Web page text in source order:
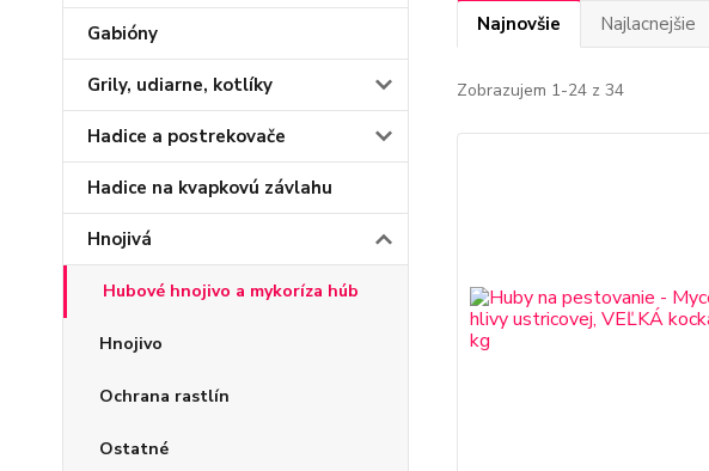
Gabióny
Grily, udiarne, kotlíky
Hadice a postrekovače
Hadice na kvapkovú závlahu
Hnojivá
Hubové hnojivo a mykoríza húb
Hnojivo
Ochrana rastlín
Ostatné
Najnovšie Najlacnejšie
Zobrazujem 1-24 z 34